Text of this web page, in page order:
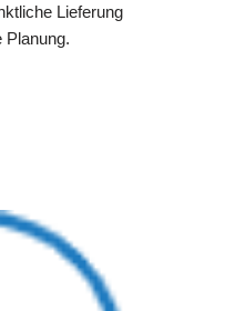
Lieferung
Planung.